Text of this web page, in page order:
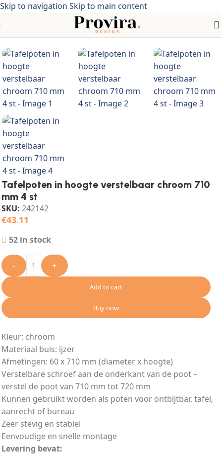
Skip to navigation Skip to main content
Tafels/Tafelaccessoires
Tafelpoten in hoogte verstelbaar chroom 710
mm 4 st
SKU: 242142
€43.11
52 in stock
- +
Add to cart
Buy now
Kleur: chroom
Materiaal buis: ijzer
Afmetingen: 60 x 710 mm (diameter x hoogte)
Verstelbare schroef aan de onderkant van de poot –
verstel de poot van 710 mm tot 720 mm
Kunnen gebruikt worden als poten voor ontbijtbar, tafel,
aanrecht of bureau
Zeer stevig en stabiel
Eenvoudige en snelle montage
Levering bevat: